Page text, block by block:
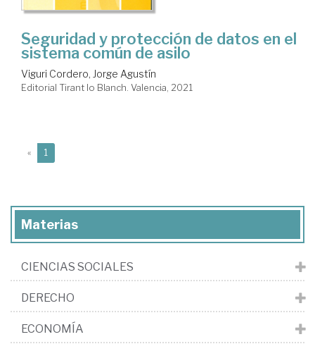
Seguridad y protección de datos en el
sistema común de asilo
Viguri Cordero, Jorge Agustín
Editorial Tirant lo Blanch. Valencia, 2021
« 1
Materias
CIENCIAS SOCIALES
DERECHO
ECONOMÍA